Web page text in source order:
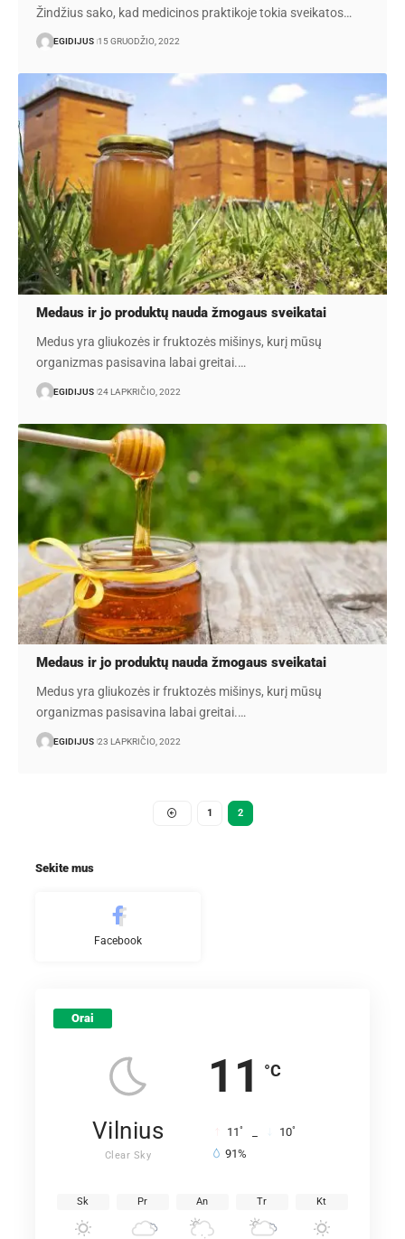
Žindžius sako, kad medicinos praktikoje tokia sveikatos…
EGIDIJUS 15 GRUODŽIO, 2022
Medaus ir jo produktų nauda žmogaus sveikatai
Medus yra gliukozės ir fruktozės mišinys, kurį mūsų
organizmas pasisavina labai greitai.…
EGIDIJUS 24 LAPKRIČIO, 2022
Medaus ir jo produktų nauda žmogaus sveikatai
Medus yra gliukozės ir fruktozės mišinys, kurį mūsų
organizmas pasisavina labai greitai.…
EGIDIJUS 23 LAPKRIČIO, 2022
1 2
Sekite mus
Facebook
Orai
11 °C
Vilnius
Clear Sky
11° 10°
91%
Sk Pr An Tr Kt